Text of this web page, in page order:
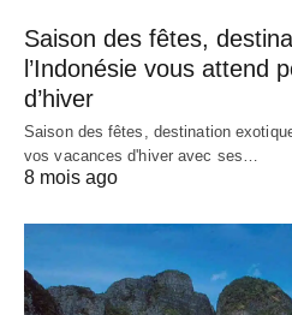
Saison des fêtes,
l’Indonésie vous attend
d’hiver
Saison des fêtes, destination
vos vacances d'hiver avec ses…
8 mois ago